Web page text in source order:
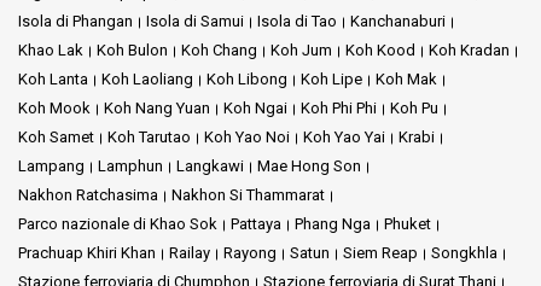
Isola di Phangan
Isola di Samui Isola di Tao
Kanchanaburi
Khao Lak
Koh Bulon Koh Chang Koh Jum Koh Kood
Koh Kradan
Koh Lanta
Koh Laoliang Koh Libong Koh Lipe
Koh Mak
Koh Mook
Koh Nang Yuan Koh Ngai Koh Phi Phi
Koh Pu
Koh Samet
Koh Tarutao Koh Yao Noi Koh Yao Yai
Krabi
Lampang
Lamphun Langkawi
Mae Hong Son
Nakhon Ratchasima
Nakhon Si Thammarat
Parco nazionale di Khao Sok
Pattaya Phang Nga
Phuket
Prachuap Khiri Khan
Railay Rayong Satun Siem Reap
Songkhla
Stazione ferroviaria di Chumphon
Stazione ferroviaria di Surat Thani